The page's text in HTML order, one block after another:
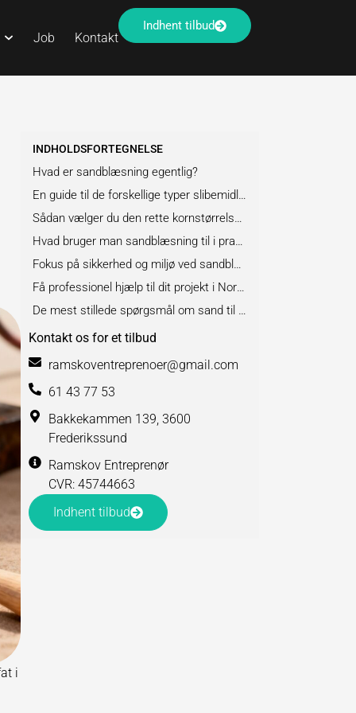
Job Kontakt
Indhent tilbud
i
INDHOLDSFORTEGNELSE
Hvad er sandblæsning egentlig?
En guide til de forskellige typer slibemidler
Sådan vælger du den rette kornstørrelse og hårdhed
Hvad bruger man sandblæsning til i praksis?
Fokus på sikkerhed og miljø ved sandblæsning
Få professionel hjælp til dit projekt i Nordsjælland
De mest stillede spørgsmål om sand til sandblæsning
Kontakt os for et tilbud
ramskoventreprenoer@gmail.com
61 43 77 53
Bakkekammen 139, 3600
Frederikssund
Ramskov Entreprenør
CVR: 45744663
Indhent tilbud